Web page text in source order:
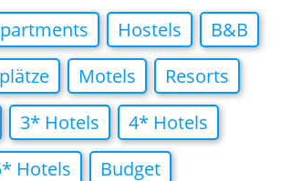
Hostels
B&B
Motels
Resorts
3* Hotels
4* Hotels
Hotels
Budget